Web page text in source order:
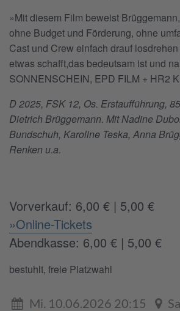
»Mit diesem Film beweist
ohne Budget und Förderung, ohne
Cast und Crew einfach drauf
etwas schafft,das bedeutsam ist und
SONNENSCHEIN, EPD FILM + HR2
D 2025, FSK 12, Os. Erstaufführung,
Dietrich Brüggemann. Mit Nadine
Bundschuh, Karoline Teska, Anna
Renken u.a.
Vorverkauf: 6,00 € | 5,00 €
»Online-Tickets
Abendkasse: 6,00 € | 5,00 €
bestuhlt, freie Platzwahl
Mi. 10.06.2026 20:15